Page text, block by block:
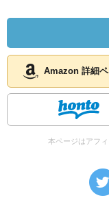
Amazon 詳細
本ページはアフ